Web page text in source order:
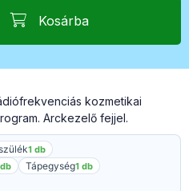
Kosárba
kozmetikai
Arckezelő fejjel.
1 db
Tápegység1 db